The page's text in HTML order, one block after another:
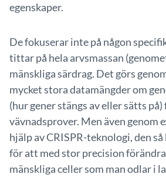
egenskaper.
De fokuserar inte på någon
tittar på hela arvsmassan
mänskliga särdrag. Det görs
mycket stora datamängder om
(hur gener stängs av eller sätts på)
vävnadsprover. Men även genom
hjälp av CRISPR-teknologi, den så
för att med stor precision
mänskliga celler som man odlar i